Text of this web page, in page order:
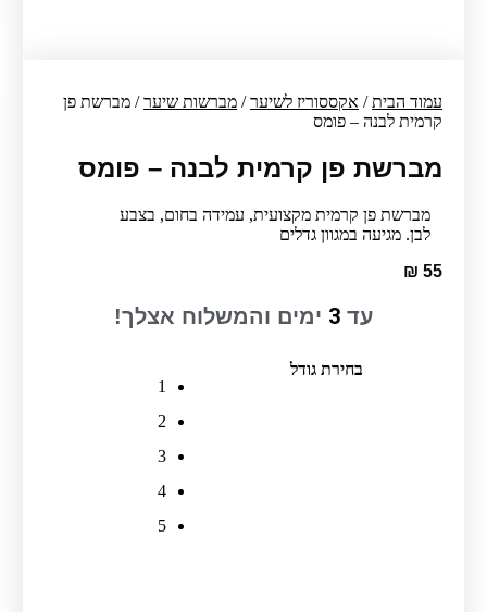
עמוד הבית/ אקססוריז לשיער/ מברשות שיער/ מברשת פן
קרמית לבנה – פומס
מברשת פן קרמית לבנה – פומס
מברשת פן קרמית מקצועית, עמידה בחום, בצבע
לבן. מגיעה במגוון גדלים
₪ 55
עד 3 ימים והמשלוח אצלך!
בחירת גודל
1
2
3
4
5